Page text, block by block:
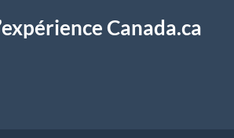
Canada.ca